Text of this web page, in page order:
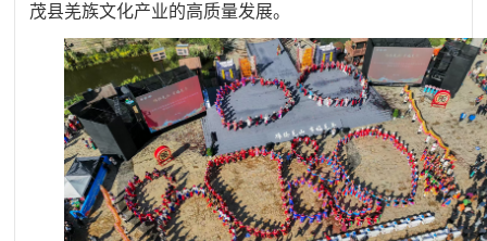
茂县羌族文化产业的高质量发展。